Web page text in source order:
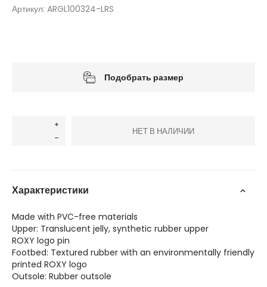
Артикул: ARGL100324-LRS
Подобрать размер
НЕТ В НАЛИЧИИ
Характеристики
Made with PVC-free materials
Upper: Translucent jelly, synthetic rubber upper
ROXY logo pin
Footbed: Textured rubber with an environmentally friendly
printed ROXY logo
Outsole: Rubber outsole